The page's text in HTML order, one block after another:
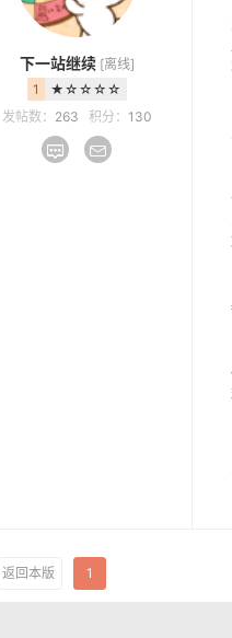
下一站继续 [离线]
1
★☆☆☆☆
发帖数： 263 积分： 130
返回本版 1